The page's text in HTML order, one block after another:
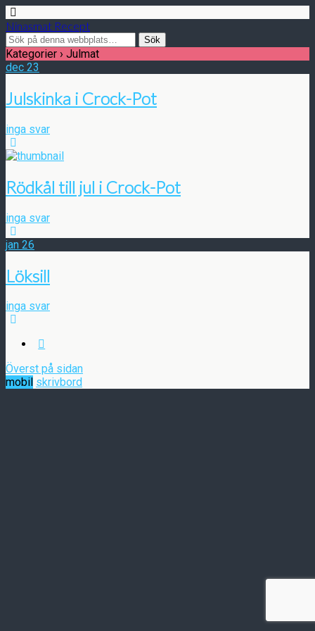
Ninasmat Recept
Kategorier › Julmat
dec 23
Julskinka i Crock-Pot
inga svar
Rödkål till jul i Crock-Pot
inga svar
jan 26
Löksill
inga svar
Överst på sidan
mobil skrivbord